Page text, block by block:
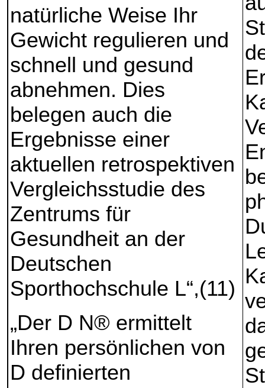
natürliche Weise Ihr
Gewicht regulieren und
schnell und gesund
abnehmen. Dies
belegen auch die
Ergebnisse einer
aktuellen retrospektiven
Vergleichsstudie des
Zentrums für
Gesundheit an der
Deutschen
Sporthochschule L“,(11)
„Der D N® ermittelt
Ihren persönlichen von
D definierten